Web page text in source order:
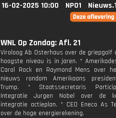
16-02-2025 10:00 NPO1
WNL Op Zondag: Afl. 21
Viroloog Ab Osterhaus over de griepgolf
hoogste niveau is in jaren. *
Carol Rock en Raymond Mens over
nieuws rondom Amerikaans
Trump. * Staatssecretaris
Integratie Jurgen Nobel over de
integratie actieplan. * CEO Eneco As
over de hoge energierekening.